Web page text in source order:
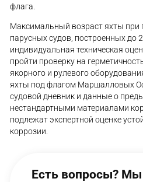
флага.
Максимальный возраст яхты при
парусных судов, построенных до
индивидуальная техническая
пройти проверку на
якорного и рулевого
яхты под флагом Маршалловых
судовой дневник и данные о
нестандартными материалами
подлежат экспертной оценке
коррозии.
Есть вопросы? Мы